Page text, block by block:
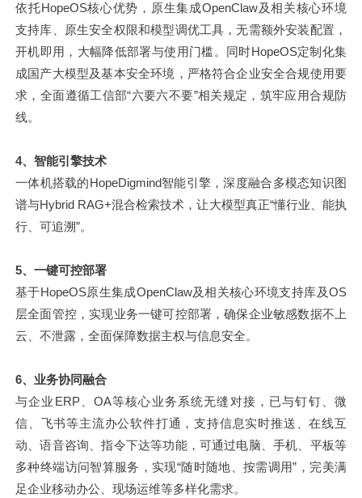
依托HopeOS核心优势，原生集成OpenClaw及相关核心环境
支持库、原生安全权限和模型调优工具，无需额外安装配置，
开机即用，大幅降低部署与使用门槛。同时HopeOS定制化集
成国产大模型及基本安全环境，严格符合企业安全合规使用要
求，全面遵循工信部“六要六不要”相关规定，筑牢应用合规防
线。
4、智能引擎技术
一体机搭载的HopeDigmind智能引擎，深度融合多模态知识图
谱与Hybrid RAG+混合检索技术，让大模型真正“懂行业、能执
行、可追溯”。
5、一键可控部署
基于HopeOS原生集成OpenClaw及相关核心环境支持库及OS
层全面管控，实现业务一键可控部署，确保企业敏感数据不上
云、不泄露，全面保障数据主权与信息安全。
6、业务协同融合
与企业ERP、OA等核心业务系统无缝对接，已与钉钉、微
信、飞书等主流办公软件打通，支持信息实时推送、在线互
动、语音咨询、指令下达等功能，可通过电脑、手机、平板等
多种终端访问智算服务，实现“随时随地、按需调用”，完美满
足企业移动办公、现场运维等多样化需求。